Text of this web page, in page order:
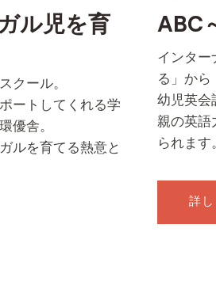
ル児を育
クール。
ートしてくれる学
優舎。
ルを育てる熱意と
ABC
インター
る」から
幼児英会
親の英語
られます。
詳